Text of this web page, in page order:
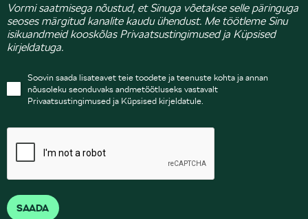
Vormi saatmisega nõustud, et Sinuga võetakse selle päringuga
seoses märgitud kanalite kaudu ühendust. Me töötleme Sinu
isikuandmeid kooskõlas Privaatsustingimused ja Küpsised
kirjeldatuga.
Soovin saada lisateavet teie toodete ja teenuste kohta ja annan
nõusoleku seonduvaks andmetöötluseks vastavalt
Privaatsustingimused ja Küpsised kirjeldatule.